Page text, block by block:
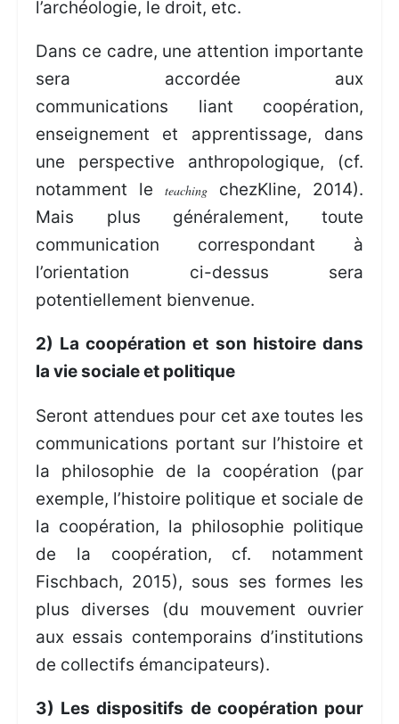
l’archéologie, le droit, etc.
Dans ce cadre, une attention importante
sera accordée aux
communications liant coopération,
enseignement et apprentissage, dans
une perspective anthropologique, (cf.
notamment le teaching
chezKline, 2014).
Mais plus généralement, toute
communication correspondant à
l’orientation ci-dessus sera
potentiellement bienvenue.
2) La coopération et son histoire dans
la vie sociale et politique
Seront attendues pour cet axe toutes les
communications portant sur l’histoire et
la philosophie de la coopération (par
exemple, l’histoire politique et sociale de
la coopération, la philosophie politique
de la coopération, cf. notamment
Fischbach, 2015), sous ses formes les
plus diverses (du mouvement ouvrier
aux essais contemporains d’institutions
de collectifs émancipateurs).
3) Les dispositifs de coopération pour